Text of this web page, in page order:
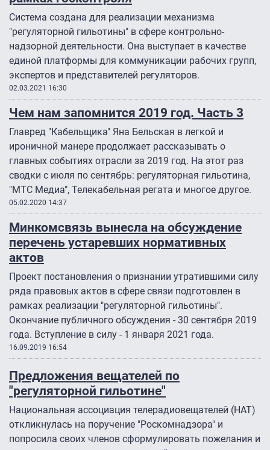
Система создана для реализации механизма
"регуляторной гильотины" в сфере контрольно-
надзорной деятельности. Она выступает в качестве
единой платформы для коммуникации рабочих групп,
экспертов и представителей регуляторов.
02.03.2021 16:30
Чем нам запомнится 2019 год. Часть 3
Главред "Кабельщика" Яна Бельская в легкой и
ироничной манере продолжает рассказывать о
главных событиях отрасли за 2019 год. На этот раз
сводки с июля по сентябрь: регуляторная гильотина,
"МТС Медиа", Телекабельная регата и многое другое.
05.02.2020 14:37
Минкомсвязь вынесла на обсуждение
перечень устаревших нормативных
актов
Проект постановления о признании утратившими силу
ряда правовых актов в сфере связи подготовлен в
рамках реализации "регуляторной гильотины".
Окончание публичного обсуждения - 30 сентября 2019
года. Вступление в силу - 1 января 2021 года.
16.09.2019 16:54
Предложения вещателей по
"регуляторной гильотине"
Национальная ассоциация телерадиовещателей (НАТ)
откликнулась на поручение "Роскомнадзора" и
попросила своих членов сформулировать пожелания и